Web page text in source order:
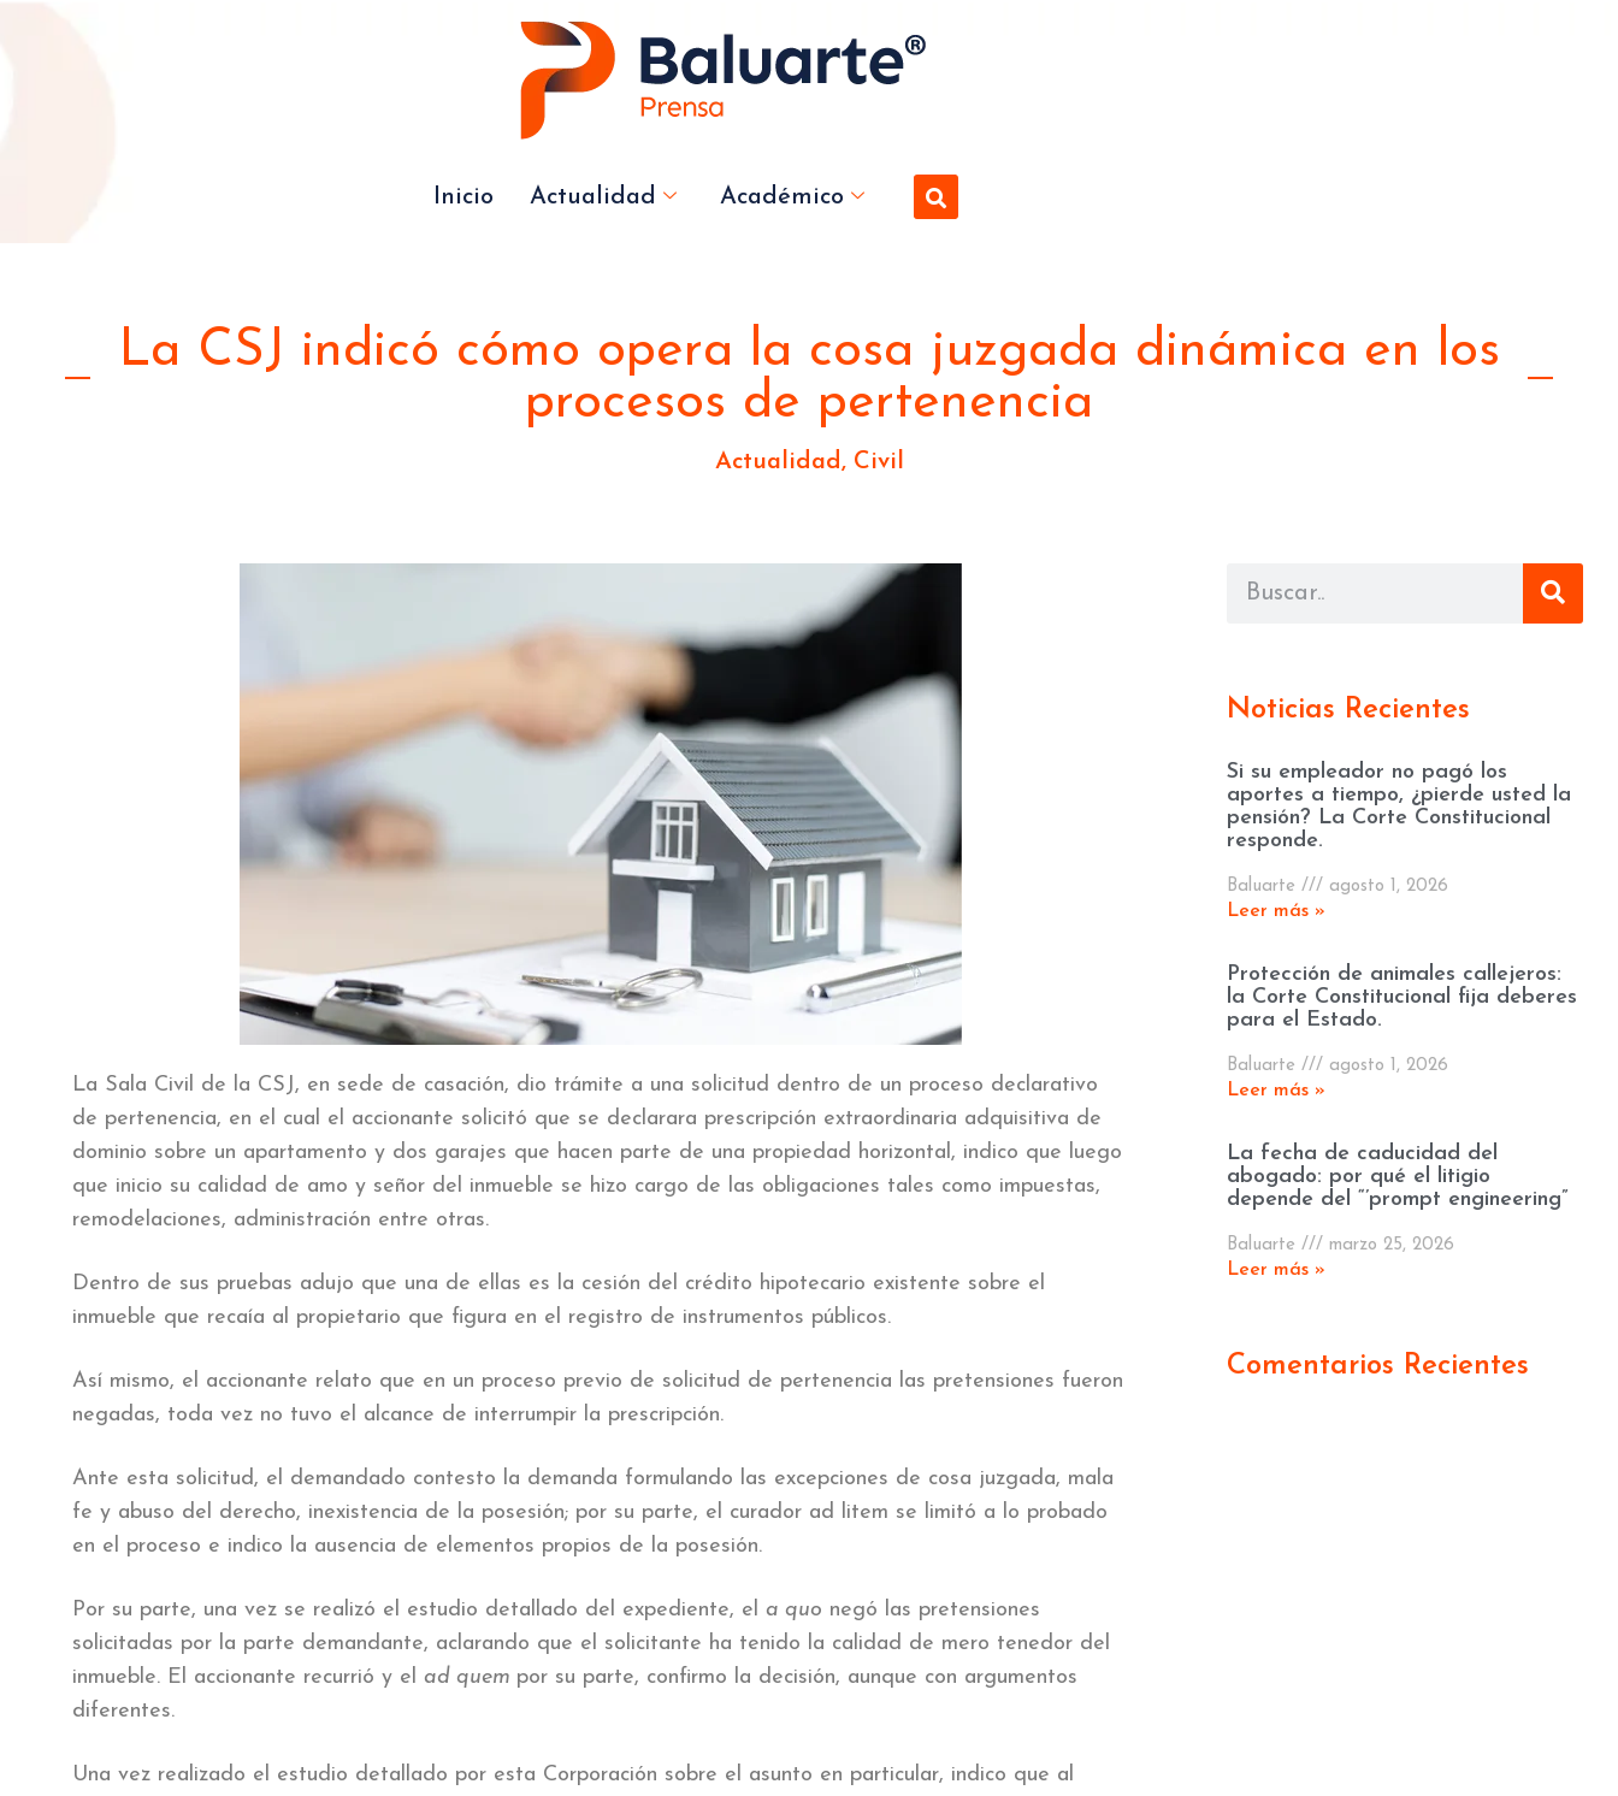
Inicio Actualidad Académico
La CSJ indicó cómo opera la cosa juzgada dinámica en los
procesos de pertenencia
Actualidad, Civil
La Sala Civil de la CSJ, en sede de casación, dio trámite a una solicitud dentro de un proceso declarativo
de pertenencia, en el cual el accionante solicitó que se declarara prescripción extraordinaria adquisitiva de
dominio sobre un apartamento y dos garajes que hacen parte de una propiedad horizontal, indico que luego
que inicio su calidad de amo y señor del inmueble se hizo cargo de las obligaciones tales como impuestas,
remodelaciones, administración entre otras.
Dentro de sus pruebas adujo que una de ellas es la cesión del crédito hipotecario existente sobre el
inmueble que recaía al propietario que figura en el registro de instrumentos públicos.
Así mismo, el accionante relato que en un proceso previo de solicitud de pertenencia las pretensiones fueron
negadas, toda vez no tuvo el alcance de interrumpir la prescripción.
Ante esta solicitud, el demandado contesto la demanda formulando las excepciones de cosa juzgada, mala
fe y abuso del derecho, inexistencia de la posesión; por su parte, el curador ad litem se limitó a lo probado
en el proceso e indico la ausencia de elementos propios de la posesión.
Por su parte, una vez se realizó el estudio detallado del expediente, el a quo negó las pretensiones
solicitadas por la parte demandante, aclarando que el solicitante ha tenido la calidad de mero tenedor del
inmueble. El accionante recurrió y el ad quem por su parte, confirmo la decisión, aunque con argumentos
diferentes.
Una vez realizado el estudio detallado por esta Corporación sobre el asunto en particular, indico que al
Noticias Recientes
Si su empleador no pagó los
aportes a tiempo, ¿pierde usted la
pensión? La Corte Constitucional
responde.
Baluarte agosto 1, 2026
Leer más »
Protección de animales callejeros:
la Corte Constitucional fija deberes
para el Estado.
Baluarte agosto 1, 2026
Leer más »
La fecha de caducidad del
abogado: por qué el litigio
depende del “’prompt engineering”
Baluarte marzo 25, 2026
Leer más »
Comentarios Recientes